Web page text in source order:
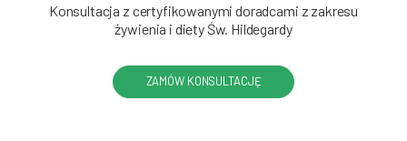
Konsultacja z certyfikowanymi doradcami z zakresu
żywienia i diety Św. Hildegardy
ZAMÓW KONSULTACJĘ